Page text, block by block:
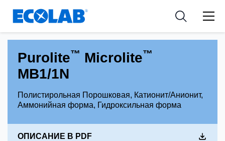
Resources
Applications
Medical Devices and Diagnostics
News & Events
Tools
Purolite™ Microlite™
MB1/1N
Полистирольная Порошковая, Катионит/Анионит,
Аммонийная форма, Гидроксильная форма
ОПИСАНИЕ В PDF